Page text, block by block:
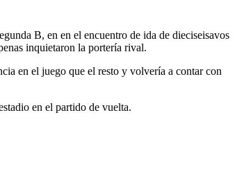
B, en en el encuentro de ida de dieciseisavos
inquietaron la portería rival.
en el juego que el resto y volvería a contar con
en el partido de vuelta.